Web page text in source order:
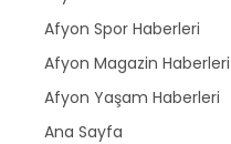
Afyon Spor Haberleri
Afyon Magazin Haberleri
Afyon Yaşam Haberleri
Ana Sayfa